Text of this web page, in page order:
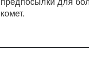
предпосылки для
комет.